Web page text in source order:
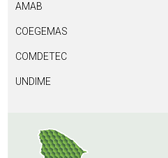
AMAB
COEGEMAS
COMDETEC
UNDIME